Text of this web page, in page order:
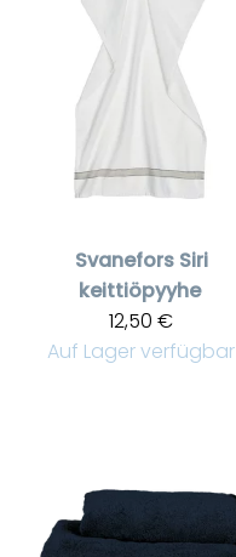
Svanefors Siri
keittiöpyyhe
12,50 €
Auf Lager verfügbar